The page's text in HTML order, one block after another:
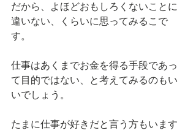
だから、よほどおもしろくないことに
違いない、くらいに思ってみるこで
す。
仕事はあくまでお金を得る手段であっ
て目的ではない、と考えてみるのもい
いでしょう。
たまに仕事が好きだと言う方もいます